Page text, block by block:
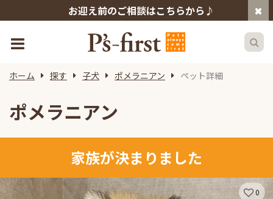
お迎え前のご相談はこちらから♪
ホーム 探す 子犬 ポメラニアン ペット詳細
ポメラニアン
家族が決まりました
0